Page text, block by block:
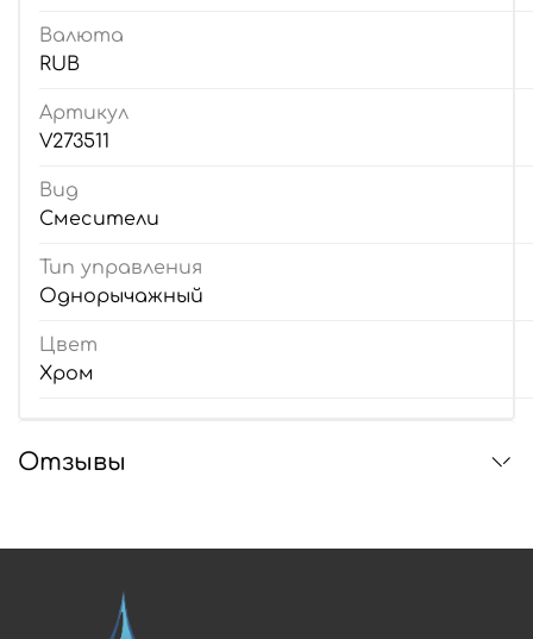
Валюта
RUB
Артикул
V273511
Вид
Смесители
Тип управления
Однорычажный
Цвет
Хром
Отзывы